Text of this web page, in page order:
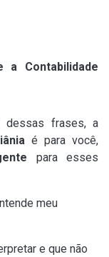
Contabilidade
dessas frases, a
é para você,
para esses
meu
e que não